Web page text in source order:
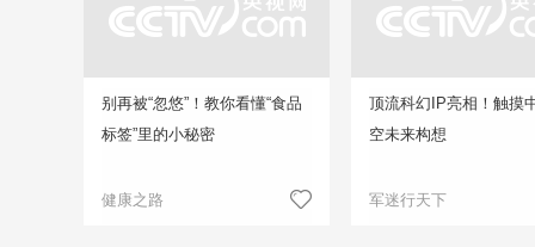
别再被“忽悠”！教你看懂“食品
标签”里的小秘密
健康之路
顶流科幻IP亮相！触摸
空未来构想
军迷行天下